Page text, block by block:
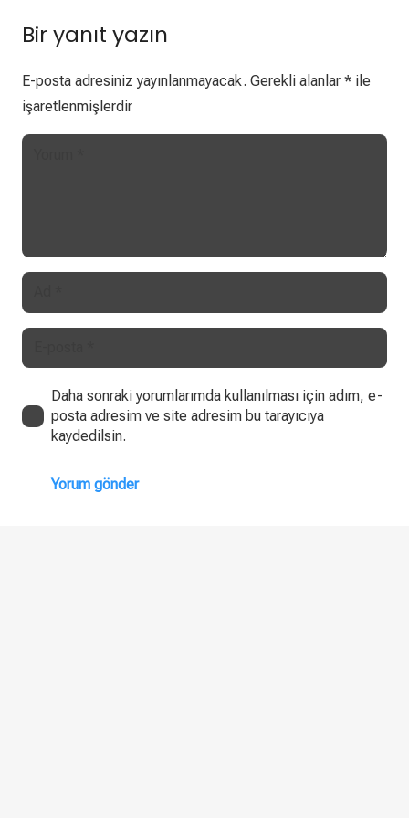
Bir yanıt yazın
E-posta adresiniz yayınlanmayacak. Gerekli alanlar * ile
işaretlenmişlerdir
Daha sonraki yorumlarımda kullanılması için adım, e-
posta adresim ve site adresim bu tarayıcıya
kaydedilsin.
Yorum gönder